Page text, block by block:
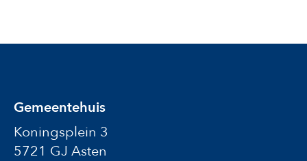
Gemeentehuis
Koningsplein 3
5721 GJ Asten